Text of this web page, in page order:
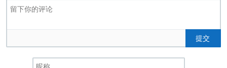
提交